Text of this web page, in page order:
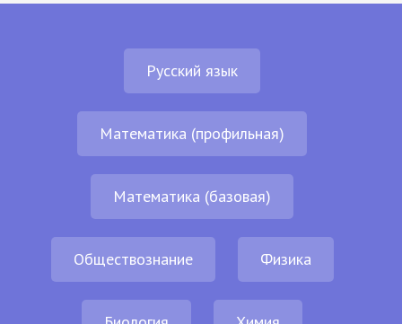
Русский язык
Математика (профильная)
Математика (базовая)
Обществознание Физика